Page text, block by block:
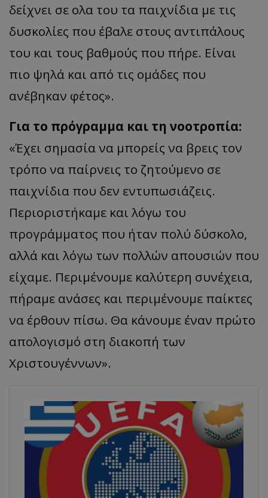
δείχνει σε ολα του τα παιχνίδια με τις
δυσκολίες που έβαλε στους αντιπάλους
του και τους βαθμούς που πήρε. Είναι
πιο ψηλά και από τις ομάδες που
ανέβηκαν φέτος».
Για το πρόγραμμα και τη νοοτροπία:
«Έχει σημασία να μπορείς να βρεις τον
τρόπο να παίρνεις το ζητούμενο σε
παιχνίδια που δεν εντυπωσιάζεις.
Περιοριστήκαμε και λόγω του
προγράμματος που ήταν πολύ δύσκολο,
αλλά και λόγω των πολλών απουσιών που
είχαμε. Περιμένουμε καλύτερη συνέχεια,
πήραμε ανάσες και περιμένουμε παίκτες
να έρθουν πίσω. Θα κάνουμε έναν πρώτο
απολογισμό στη διακοπή των
Χριστουγέννων».